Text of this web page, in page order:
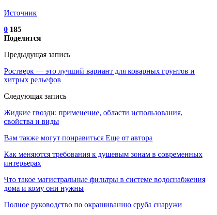
Источник
0 185
Поделится
Предыдущая запись
Ростверк — это лучший вариант для коварных грунтов и
хитрых рельефов
Следующая запись
Жидкие гвозди: применение, области использования,
свойства и виды
Вам также могут понравиться Еще от автора
Как меняются требования к душевым зонам в современных
интерьерах
Что такое магистральные фильтры в системе водоснабжения
дома и кому они нужны
Полное руководство по окрашиванию сруба снаружи